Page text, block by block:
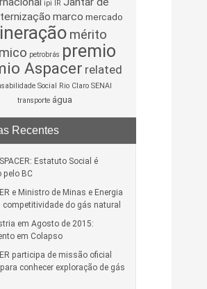
ipi IR
marco mercado
mérito
petrobrás premio
Aspacer related
Social Rio Claro SENAI
transporte água
Recentes
Estatuto Social é
pelo BC
e Ministro de Minas e Energia
competitividade do gás natural
em Agosto de 2015:
em Colapso
participa de missão oficial
conhecer exploração de gás